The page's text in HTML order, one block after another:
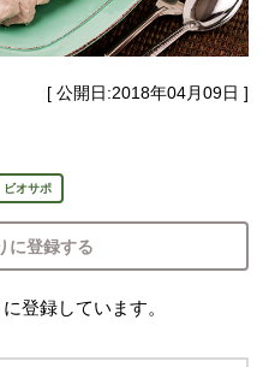
[ 公開日:2018年04月09日 ]
ビオサポ
に登録する
登録しています。